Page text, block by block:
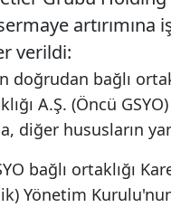
artırımına
verildi:
doğrudan bağlı
A.Ş. (Öncü
diğer hususların
bağlı ortaklığı
Yönetim